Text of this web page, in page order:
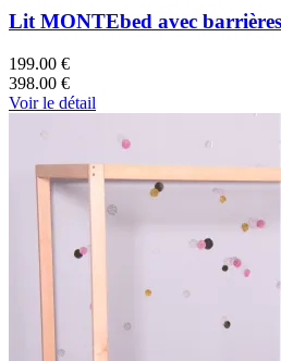
Lit MONTEbed avec
199.00 €
398.00 €
Voir le détail